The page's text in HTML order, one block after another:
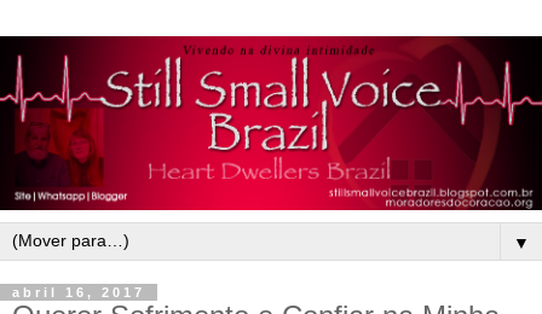
▼
abril 16, 2017